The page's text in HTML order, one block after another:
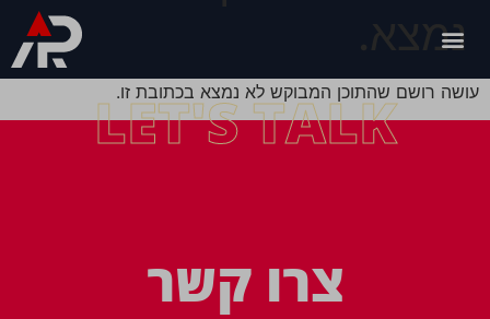
נמצא.
עושה רושם שהתוכן המבוקש לא נמצא בכתובת זו.
LET'S TALK
צרו קשר